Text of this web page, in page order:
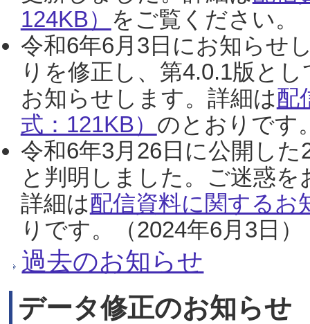
124KB） をご覧ください。
令和6年6月3日にお知らせ
りを修正し、第4.0.1版と
お知らせします。詳細は配
式：121KB） のとおりです
令和6年3月26日に公開し
と判明しました。ご迷惑
詳細は配信資料に関するお
りです。（2024年6月3日）
過去のお知らせ
データ修正のお知らせ